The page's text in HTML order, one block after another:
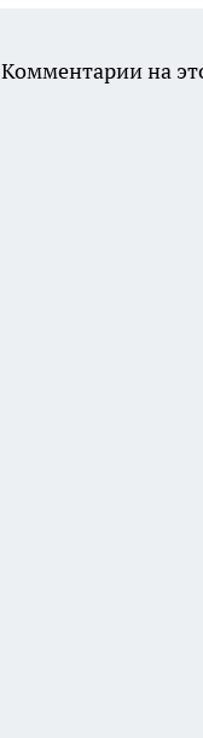
Комментарии на